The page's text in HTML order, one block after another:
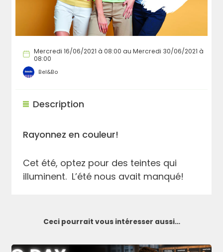
Mercredi 16/06/2021 à 08:00 au Mercredi 30/06/2021 à
08:00
Bel&Bo
Description
Rayonnez en couleur!
Cet été, optez pour des teintes qui
illuminent. L’été nous avait manqué!
Ceci pourrait vous intéresser aussi…